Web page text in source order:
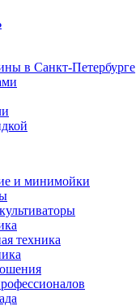
в Санкт-Петербурге
и минимойки
техника